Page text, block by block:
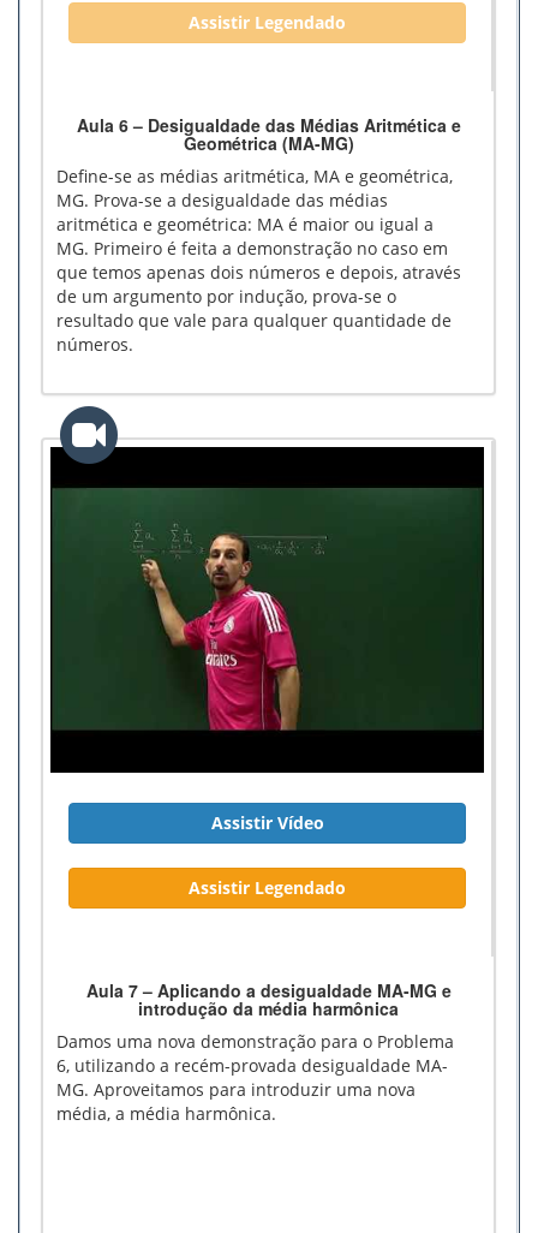
Assistir Legendado
Aula 6 – Desigualdade das Médias Aritmética e
Geométrica (MA-MG)
Define-se as médias aritmética, MA e geométrica,
MG. Prova-se a desigualdade das médias
aritmética e geométrica: MA é maior ou igual a
MG. Primeiro é feita a demonstração no caso em
que temos apenas dois números e depois, através
de um argumento por indução, prova-se o
resultado que vale para qualquer quantidade de
números.
Assistir Vídeo
Assistir Legendado
Aula 7 – Aplicando a desigualdade MA-MG e
introdução da média harmônica
Damos uma nova demonstração para o Problema
6, utilizando a recém-provada desigualdade MA-
MG. Aproveitamos para introduzir uma nova
média, a média harmônica.